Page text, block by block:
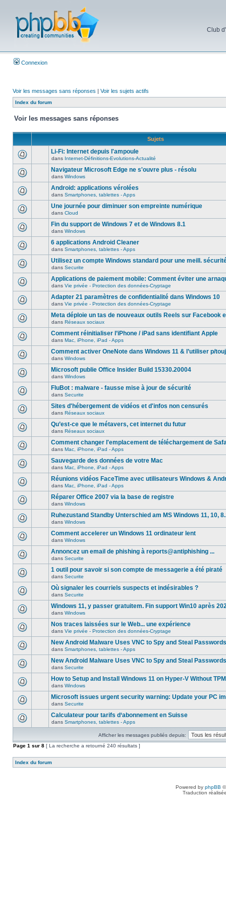
Club
Connexion
Voir les messages sans réponses | Voir les sujets actifs
Index du forum
Voir les messages sans réponses
Sujets
Li-Fi: Internet depuis l'ampoule
dans Internet-Définitions-Evolutions-Actualité
Navigateur Microsoft Edge ne s'ouvre plus - résolu
dans Windows
Android: applications vérolées
dans Smartphones, tablettes - Apps
Une journée pour diminuer son empreinte numérique
dans Cloud
Fin du support de Windows 7 et de Windows 8.1
dans Windows
6 applications Android Cleaner
dans Smartphones, tablettes - Apps
Utilisez un compte Windows standard pour une meill.
dans Securite
Applications de paiement mobile: Comment éviter une
dans Vie privée - Protection des données-Cryptage
Adapter 21 paramètres de confidentialité dans Windows 10
dans Vie privée - Protection des données-Cryptage
Meta déploie un tas de nouveaux outils Reels sur Facebook
dans Réseaux sociaux
Comment réinitialiser l’iPhone / iPad sans identifiant Apple
dans Mac, iPhone, iPad - Apps
Comment activer OneNote dans Windows 11 & l’utiliser p/touj
dans Windows
Microsoft publie Office Insider Build 15330.20004
dans Windows
FluBot : malware - fausse mise à jour de sécurité
dans Securite
Sites d'hébergement de vidéos et d'infos non censurés
dans Réseaux sociaux
Qu’est-ce que le métavers, cet internet du futur
dans Réseaux sociaux
Comment changer l'emplacement de téléchargement de
dans Mac, iPhone, iPad - Apps
Sauvegarde des données de votre Mac
dans Mac, iPhone, iPad - Apps
Réunions vidéos FaceTime avec utilisateurs Windows &
dans Mac, iPhone, iPad - Apps
Réparer Office 2007 via la base de registre
dans Windows
Ruhezustand Standby Unterschied am MS Windows 11, 10,
dans Windows
Comment accelerer un Windows 11 ordinateur lent
dans Windows
Annoncez un email de phishing à reports@antiphishing ...
dans Securite
1 outil pour savoir si son compte de messagerie a été piraté
dans Securite
Où signaler les courriels suspects et indésirables ?
dans Securite
Windows 11, y passer gratuitem. Fin support Win10 après
dans Windows
Nos traces laissées sur le Web... une expérience
dans Vie privée - Protection des données-Cryptage
New Android Malware Uses VNC to Spy and Steal Passwords
dans Smartphones, tablettes - Apps
New Android Malware Uses VNC to Spy and Steal Passwords
dans Securite
How to Setup and Install Windows 11 on Hyper-V Without TPM
dans Windows
Microsoft issues urgent security warning: Update your PC
dans Securite
Calculateur pour tarifs d‘abonnement en Suisse
dans Smartphones, tablettes - Apps
Afficher les messages publiés depuis:
Page 1 sur 8 [ La recherche a retourné 240 résultats ]
Index du forum
Powered by phpBB
Traduction